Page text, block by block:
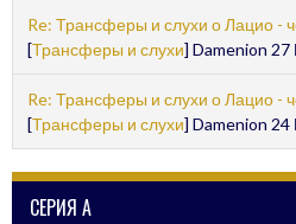
Re: Трансферы и слухи о Лацио -
[Трансферы и слухи] Damenion
Re: Трансферы и слухи о Лацио -
[Трансферы и слухи] Damenion
СЕРИЯ А